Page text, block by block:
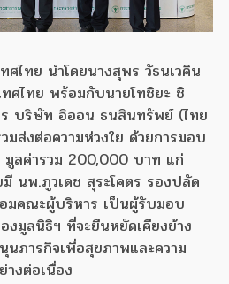
ศไทย นำโดยนางสุพร วัธนเวคิน
ศไทย พร้อมกับนายโทชิยะ ชิ
ร บริษัท อิออน ธนสินทรัพย์ (ไทย
ส่งต่อความห่วงใย ด้วยการมอบ
ลค่ารวม 200,000 บาท แก่
นพ.ภูวเดช สุระโคตร รองปลัด
มคณะผู้บริหาร เป็นผู้รับมอบ
งมูลนิธิฯ ที่จะยืนหยัดเคียงข้าง
ภารกิจเพื่อสุขภาพและความ
งต่อเนื่อง